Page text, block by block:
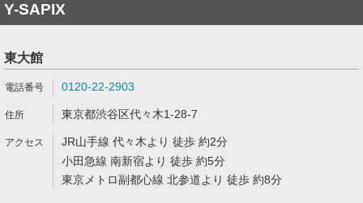
Y-SAPIX
東大館
0120-22-2903
東京都渋谷区代々木1-28-7
JR山手線 代々木より 徒歩 約2分
小田急線 南新宿より 徒歩 約5分
東京メトロ副都心線 北参道より 徒歩 約8分